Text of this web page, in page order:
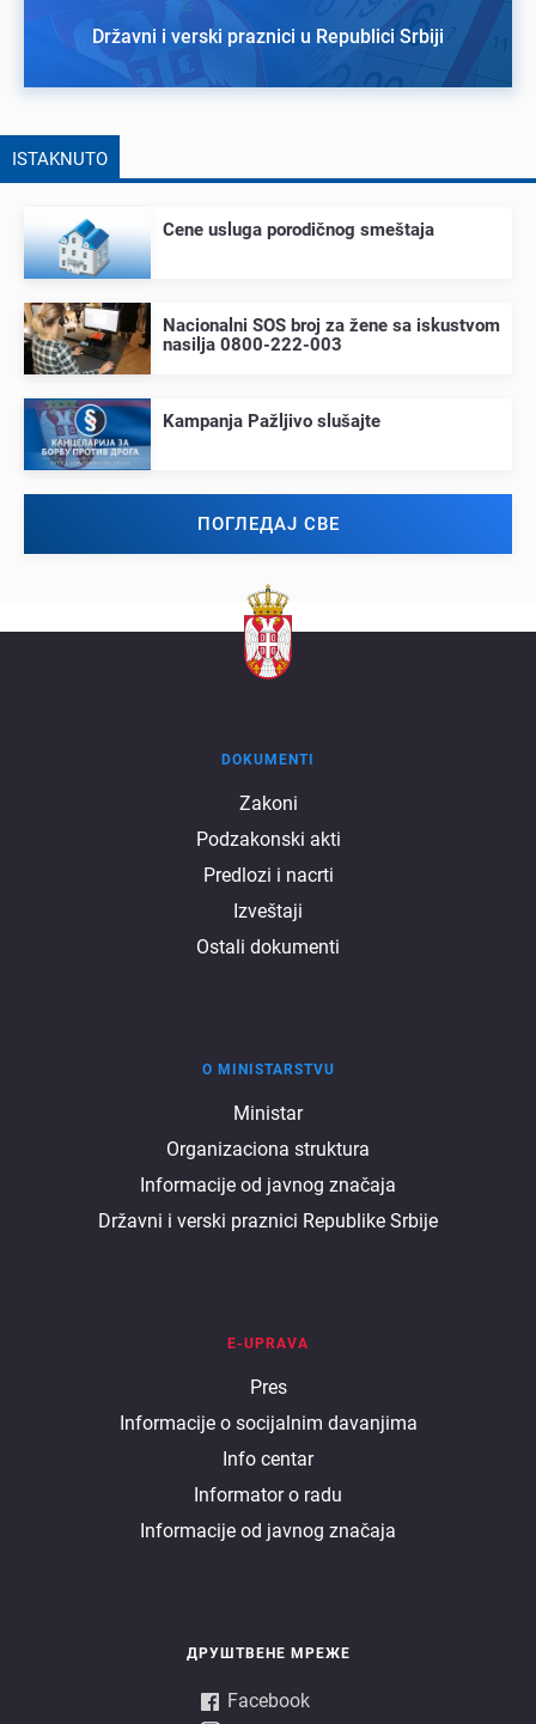
Državni i verski praznici u Republici Srbiji
ISTAKNUTO
Cеnе usluga porodičnog smеštaja
Nacionalni SOS broj za žеnе sa iskustvom
nasilja 0800-222-003
Kampanja Pažljivo slušajtе
ПОГЛЕДАЈ СВЕ
DOKUMENTI
Zakoni
Podzakonski akti
Predlozi i nacrti
Izveštaji
Ostali dokumenti
ministarstvu
O MINISTARSTVU
Ministar
Organizaciona struktura
Informacije od javnog značaja
Državni i verski praznici Republike Srbije
E-UPRAVA
Pres
Informacije o socijalnim davanjima
Info centar
Informator o radu
Informacije od javnog značaja
ДРУШТВЕНЕ МРЕЖЕ
Facebook